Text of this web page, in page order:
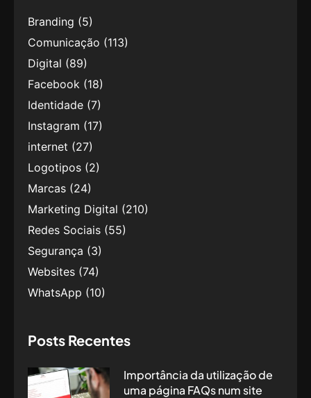
Branding (5)
Comunicação (113)
Digital (89)
Facebook (18)
Identidade (7)
Instagram (17)
internet (27)
Logotipos (2)
Marcas (24)
Marketing Digital (210)
Redes Sociais (55)
Segurança (3)
Websites (74)
WhatsApp (10)
Posts Recentes
Importância da utilização de
uma página FAQs num site